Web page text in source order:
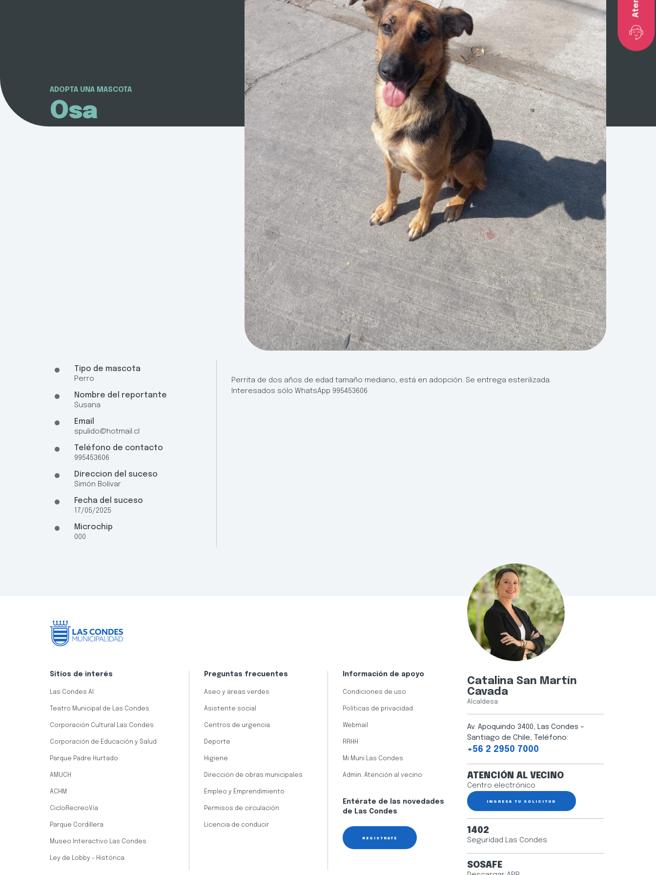
ADOPTA UNA MASCOTA
Osa
Tipo de mascota
Perro
Nombre del reportante
Susana
Email
spulido@hotmail.cl
Teléfono de contacto
995453606
Direccion del suceso
Simón Bolívar
Fecha del suceso
17/05/2025
Microchip
000
Perrita de dos años de edad tamaño mediano, está en adopción. Se entrega esterilizada.
Interesados sólo WhatsApp 995453606
Sitios de interés
Las Condes AI
Teatro Municipal de Las Condes
Corporación Cultural Las Condes
Corporación de Educación y Salud
Parque Padre Hurtado
AMUCH
ACHM
CicloRecreoVía
Parque Cordillera
Museo Interactivo Las Condes
Ley de Lobby - Histórica
Preguntas frecuentes
Aseo y áreas verdes
Asistente social
Centros de urgencia
Deporte
Higiene
Dirección de obras municipales
Empleo y Emprendimiento
Permisos de circulación
Licencia de conducir
Información de apoyo
Condiciones de uso
Políticas de privacidad
Webmail
RRHH
Mi Muni Las Condes
Admin. Atención al vecino
Entérate de las novedades
de Las Condes
REGÍSTRATE
Catalina San Martín
Cavada
Alcaldesa
Av. Apoquindo 3400, Las Condes –
Santiago de Chile, Teléfono:
+56 2 2950 7000
ATENCIÓN AL VECINO
Centro electrónico
INGRESA TU SOLICITUD
1402
Seguridad Las Condes
SOSAFE